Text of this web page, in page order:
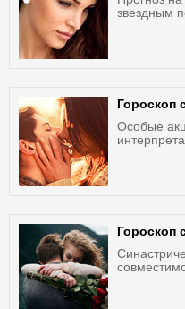
звездным
Гороскоп
Особые
Гороскоп